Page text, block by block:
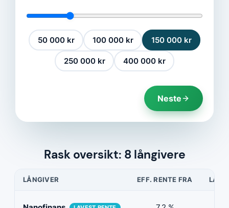
50 000 kr 100 000 kr 150 000 kr
250 000 kr 400 000 kr
Neste
Rask oversikt: 8 långivere
LÅNGIVER EFF. RENTE FRA